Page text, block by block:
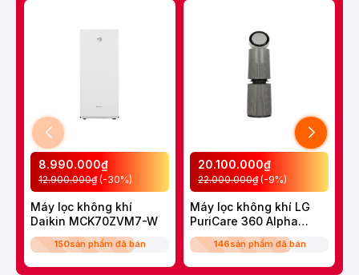
8.990.000₫
12.900.000₫ (-30%)
Máy lọc không khí
Daikin MCK70ZVM7-W
150sản phẩm đã bán
20.100.000₫
22.000.000₫ (-9%)
Máy lọc không khí LG
PuriCare 360 Alpha
Double
AS10GDBY0.ABAE
146sản phẩm đã bán